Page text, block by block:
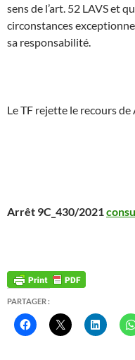
sens de l’art. 52 LAVS et
circonstances
sa responsabilité.
Le TF rejette le recours de
Arrêt 9C_430/2021
PARTAGER :